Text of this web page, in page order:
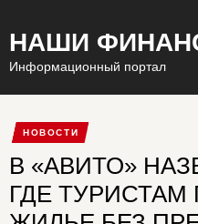
НАШИ
Информационный портал
НОВОСТИ
В «АВИТО»
ГДЕ